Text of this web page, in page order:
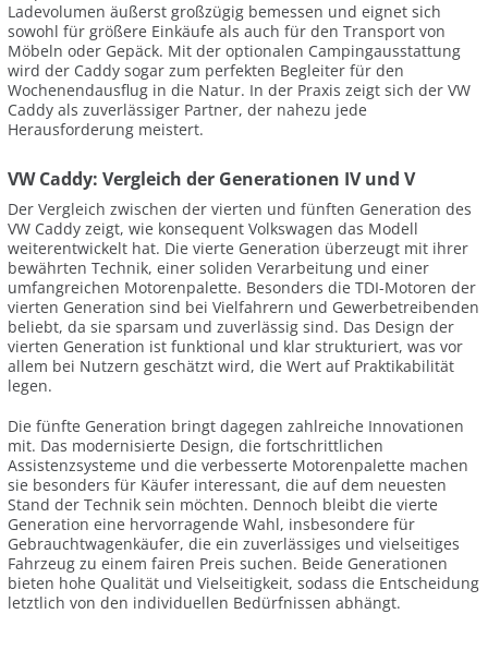
Ladevolumen äußerst großzügig bemessen und eignet sich
sowohl für größere Einkäufe als auch für den Transport von
Möbeln oder Gepäck. Mit der optionalen Campingausstattung
wird der Caddy sogar zum perfekten Begleiter für den
Wochenendausflug in die Natur. In der Praxis zeigt sich der VW
Caddy als zuverlässiger Partner, der nahezu jede
Herausforderung meistert.
VW Caddy: Vergleich der Generationen IV und V
Der Vergleich zwischen der vierten und fünften Generation des
VW Caddy zeigt, wie konsequent Volkswagen das Modell
weiterentwickelt hat. Die vierte Generation überzeugt mit ihrer
bewährten Technik, einer soliden Verarbeitung und einer
umfangreichen Motorenpalette. Besonders die TDI-Motoren der
vierten Generation sind bei Vielfahrern und Gewerbetreibenden
beliebt, da sie sparsam und zuverlässig sind. Das Design der
vierten Generation ist funktional und klar strukturiert, was vor
allem bei Nutzern geschätzt wird, die Wert auf Praktikabilität
legen.
Die fünfte Generation bringt dagegen zahlreiche Innovationen
mit. Das modernisierte Design, die fortschrittlichen
Assistenzsysteme und die verbesserte Motorenpalette machen
sie besonders für Käufer interessant, die auf dem neuesten
Stand der Technik sein möchten. Dennoch bleibt die vierte
Generation eine hervorragende Wahl, insbesondere für
Gebrauchtwagenkäufer, die ein zuverlässiges und vielseitiges
Fahrzeug zu einem fairen Preis suchen. Beide Generationen
bieten hohe Qualität und Vielseitigkeit, sodass die Entscheidung
letztlich von den individuellen Bedürfnissen abhängt.